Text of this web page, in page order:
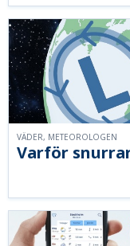
Varför
VÄDER, METEOROLOGEN